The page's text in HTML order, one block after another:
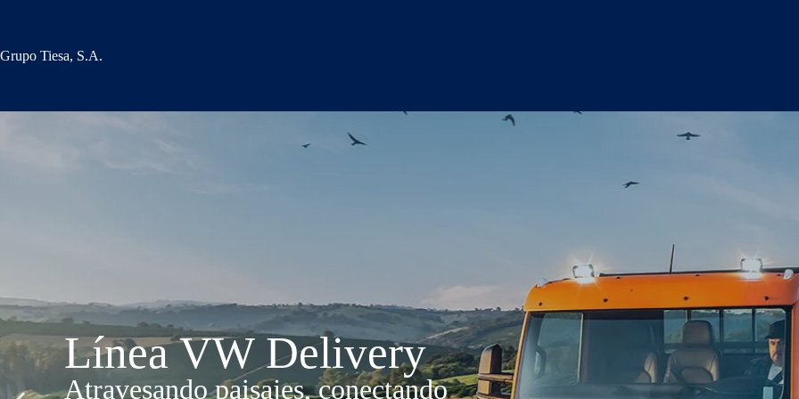
Grupo Tiesa, S.A.
Línea VW Delivery
Atravesando paisajes, conectando